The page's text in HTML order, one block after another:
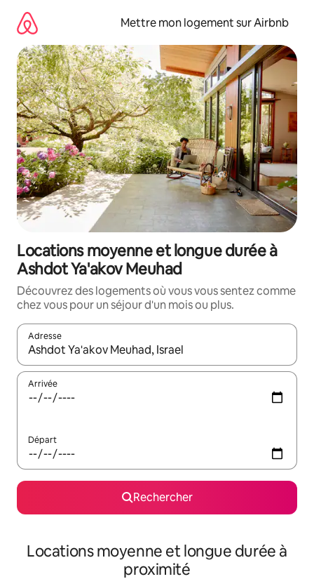
directement
contenu
Mettre mon logement sur Airbnb
Locations moyenne et longue durée à
Ashdot Ya'akov Meuhad
Découvrez des logements où vous vous sentez comme
chez vous pour un séjour d'un mois ou plus.
Adresse
Lorsque les résultats s'affichent, utilisez les flèches vers le
Arrivée
Départ
Rechercher
Locations moyenne et longue durée à
proximité